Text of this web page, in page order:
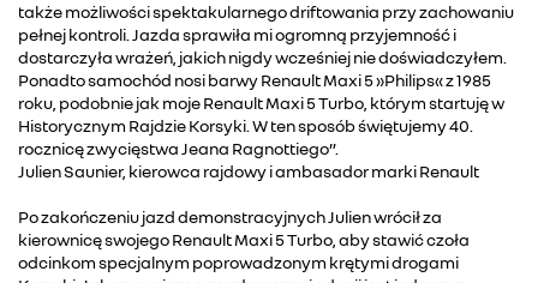
także możliwości spektakularnego driftowania przy zachowaniu
pełnej kontroli. Jazda sprawiła mi ogromną przyjemność i
dostarczyła wrażeń, jakich nigdy wcześniej nie doświadczyłem.
Ponadto samochód nosi barwy Renault Maxi 5 »Philips« z 1985
roku, podobnie jak moje Renault Maxi 5 Turbo, którym startuję w
Historycznym Rajdzie Korsyki. W ten sposób świętujemy 40.
rocznicę zwycięstwa Jeana Ragnottiego”.
Julien Saunier, kierowca rajdowy i ambasador marki Renault
Po zakończeniu jazd demonstracyjnych Julien wrócił za
kierownicę swojego Renault Maxi 5 Turbo, aby stawić czoła
odcinkom specjalnym poprowadzonym krętymi drogami